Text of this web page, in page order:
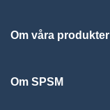
Om våra produkter
Om SPSM